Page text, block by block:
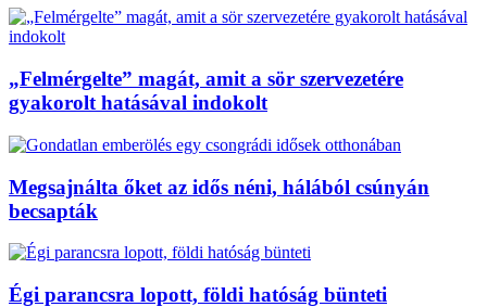
„Felmérgelte” magát, amit a sör szervezetére
gyakorolt hatásával indokolt
Megsajnálta őket az idős néni, hálából csúnyán
becsapták
Égi parancsra lopott, földi hatóság bünteti